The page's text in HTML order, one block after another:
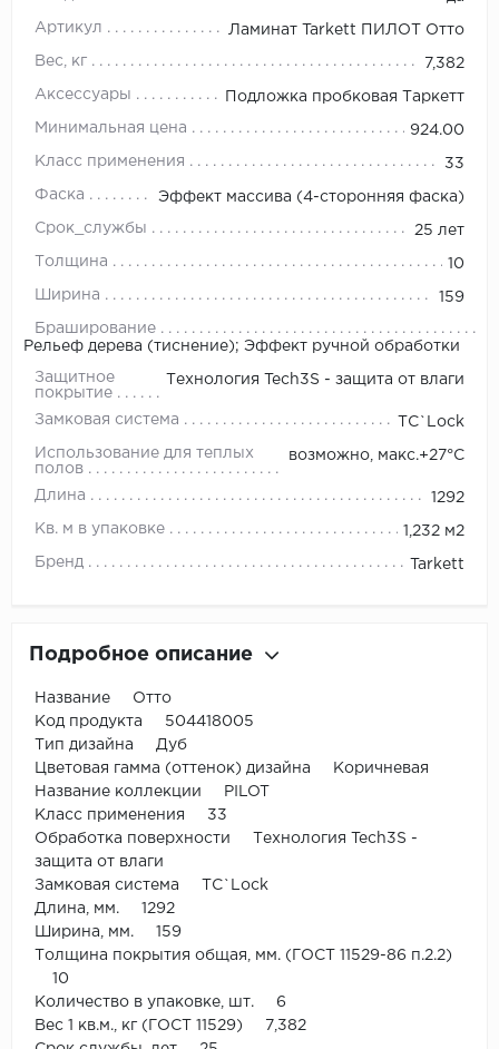
Артикул Ламинат Tarkett ПИЛОТ Отто
Вес, кг 7,382
Аксессуары Подложка пробковая Таркетт
Минимальная цена 924.00
Класс применения 33
Фаска Эффект массива (4-сторонняя фаска)
Срок_службы 25 лет
Толщина 10
Ширина 159
Браширование
Рельеф дерева (тиснение); Эффект ручной обработки
Защитное
покрытие
Технология Tech3S - защита от влаги
Замковая система TС`Lock
Использование для теплых
полов
возможно, макс.+27°С
Длина 1292
Кв. м в упаковке 1,232 м2
Бренд Tarkett
Подробное описание
Название Отто
Код продукта 504418005
Тип дизайна Дуб
Цветовая гамма (оттенок) дизайна Коричневая
Название коллекции PILOT
Класс применения 33
Обработка поверхности Технология Tech3S -
защита от влаги
Замковая система TС`Lock
Длина, мм. 1292
Ширина, мм. 159
Толщина покрытия общая, мм. (ГОСТ 11529-86 п.2.2)
10
Количество в упаковке, шт. 6
Вес 1 кв.м., кг (ГОСТ 11529) 7,382